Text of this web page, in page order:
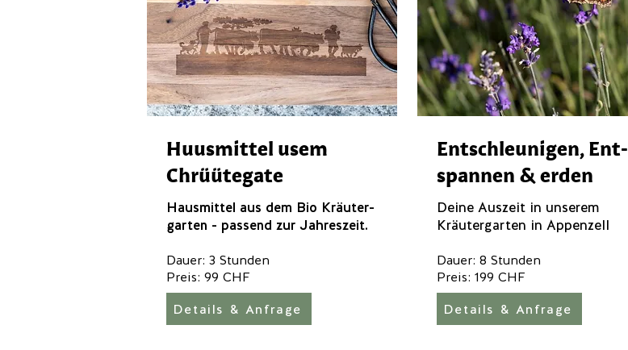
Huusmittel usem
Chrüütegate
Hausmittel aus dem Bio Kräuter-
garten - passend zur Jahreszeit.
Dauer: 3 Stunden
Preis: 99 CHF
Details & Anfrage
Entschleunigen, Ent-
spannen & erden
Deine Auszeit in unserem
Kräutergarten in Appenzell
Dauer: 8 Stunden
Preis: 199 CHF
Details & Anfrage